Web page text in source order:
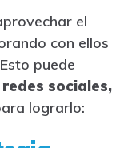
el
con ellos
puede
sociales,
lograrlo: